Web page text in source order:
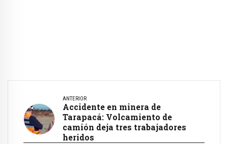
ANTERIOR
Accidente en minera de
Tarapacá: Volcamiento de
camión deja tres trabajadores
heridos